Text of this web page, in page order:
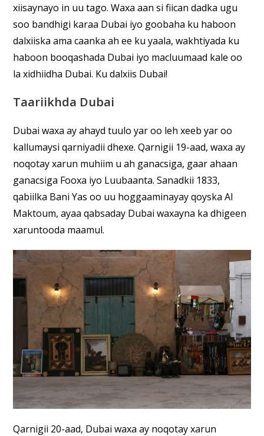
xiisaynayo in uu tago. Waxa aan si fiican dadka ugu
soo bandhigi karaa Dubai iyo goobaha ku haboon
dalxiiska ama caanka ah ee ku yaala, wakhtiyada ku
haboon booqashada Dubai iyo macluumaad kale oo
la xidhiidha Dubai. Ku dalxiis Dubai!
Taariikhda Dubai
Dubai waxa ay ahayd tuulo yar oo leh xeeb yar oo
kallumaysi qarniyadii dhexe. Qarnigii 19-aad, waxa ay
noqotay xarun muhiim u ah ganacsiga, gaar ahaan
ganacsiga Fooxa iyo Luubaanta. Sanadkii 1833,
qabiilka Bani Yas oo uu hoggaaminayay qoyska Al
Maktoum, ayaa qabsaday Dubai waxayna ka dhigeen
xaruntooda maamul.
Qarnigii 20-aad, Dubai waxa ay noqotay xarun